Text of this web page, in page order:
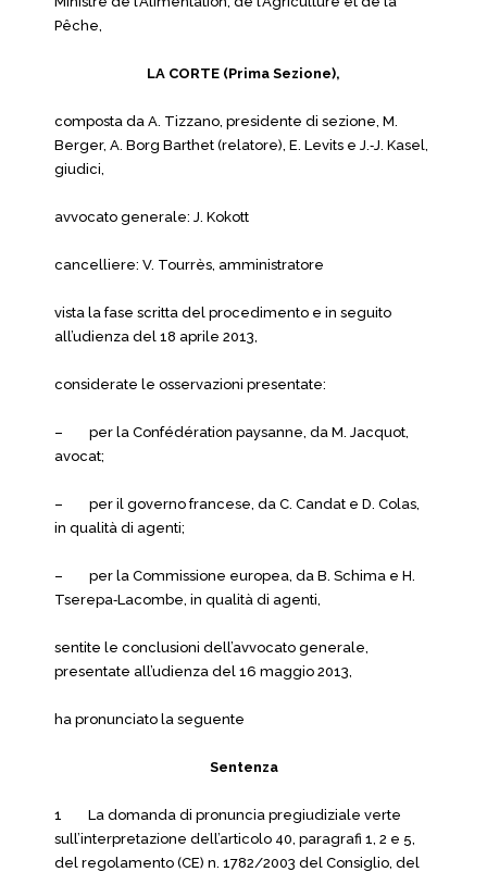
Pêche,
LA CORTE (Prima Sezione),
composta da A. Tizzano, presidente di sezione, M.
Berger, A. Borg Barthet (relatore), E. Levits e J.‑J. Kasel,
giudici,
avvocato generale: J. Kokott
cancelliere: V. Tourrès, amministratore
vista la fase scritta del procedimento e in seguito
all’udienza del 18 aprile 2013,
considerate le osservazioni presentate:
– per la Confédération paysanne, da M. Jacquot,
avocat;
– per il governo francese, da C. Candat e D. Colas,
in qualità di agenti;
– per la Commissione europea, da B. Schima e H.
Tserepa‑Lacombe, in qualità di agenti,
sentite le conclusioni dell’avvocato generale,
presentate all’udienza del 16 maggio 2013,
ha pronunciato la seguente
Sentenza
1 La domanda di pronuncia pregiudiziale verte
sull’interpretazione dell’articolo 40, paragrafi 1, 2 e 5,
del regolamento (CE) n. 1782/2003 del Consiglio, del